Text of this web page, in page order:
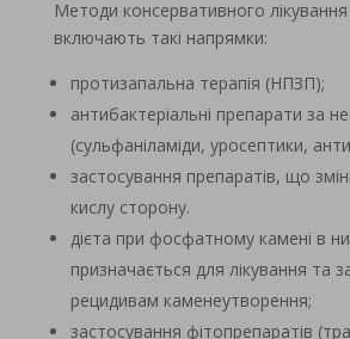
Методи консервативного
включають такі напрямки:
протизапальна терапія (НПЗП);
антибактеріальні препарати за
(сульфаніламіди, уросептики,
застосування препаратів, що
кислу сторону.
дієта при фосфатному камені в
призначається для лікування та
рецидивам каменеутворення;
застосування фітопрепаратів